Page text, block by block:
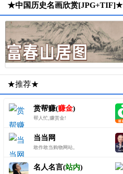
★中国历史名画欣赏[JPG+TIF]★
★推荐★
赏帮赚(赚金)
帮人忙,赚赏金!
当当网
敢作敢当购物网站。
名人名言(站内)